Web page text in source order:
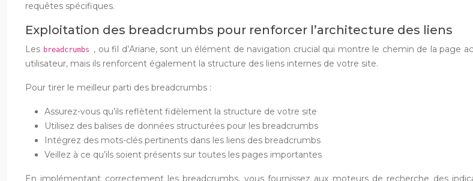
requêtes spécifiques.
Exploitation des breadcrumbs pour renforcer l’architecture des liens
Les breadcrumbs , ou fil d’Ariane, sont un élément de navigation crucial qui montre le chemin de la page
utilisateur, mais ils renforcent également la structure des liens internes de votre site.
Pour tirer le meilleur parti des breadcrumbs :
Assurez-vous qu’ils reflètent fidèlement la structure de votre site
Utilisez des balises de données structurées pour les breadcrumbs
Intégrez des mots-clés pertinents dans les liens des breadcrumbs
Veillez à ce qu’ils soient présents sur toutes les pages importantes
En implémentant correctement les breadcrumbs, vous fournissez aux moteurs de recherche des